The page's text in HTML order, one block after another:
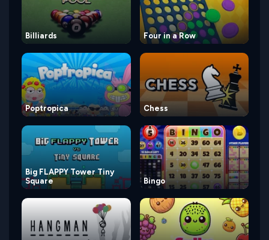
Billiards Four in a Row
Poptropica Chess
Big FLAPPY Tower Tiny
Square
Bingo